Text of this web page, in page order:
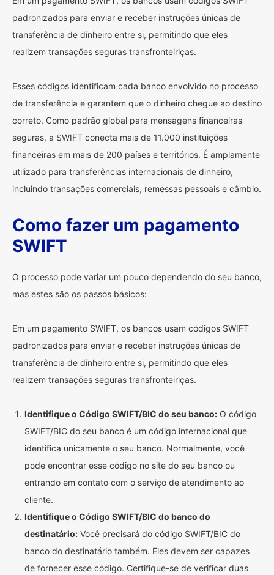
padronizados para enviar e receber instruções únicas de
transferência de dinheiro entre si, permitindo que eles
realizem transações seguras transfronteiriças.
Esses códigos identificam cada banco envolvido no processo
de transferência e garantem que o dinheiro chegue ao destino
correto. Como padrão global para mensagens financeiras
seguras, a SWIFT conecta mais de 11.000 instituições
financeiras em mais de 200 países e territórios. É amplamente
utilizado para transferências internacionais de dinheiro,
incluindo transações comerciais, remessas pessoais e câmbio.
Como fazer um pagamento
SWIFT
O processo pode variar um pouco dependendo do seu banco,
mas estes são os passos básicos:
Em um pagamento SWIFT, os bancos usam códigos SWIFT
padronizados para enviar e receber instruções únicas de
transferência de dinheiro entre si, permitindo que eles
realizem transações seguras transfronteiriças.
Identifique o Código SWIFT/BIC do seu banco: O código
SWIFT/BIC do seu banco é um código internacional que
identifica unicamente o seu banco. Normalmente, você
pode encontrar esse código no site do seu banco ou
entrando em contato com o serviço de atendimento ao
cliente.
Identifique o Código SWIFT/BIC do banco do
destinatário: Você precisará do código SWIFT/BIC do
banco do destinatário também. Eles devem ser capazes
de fornecer esse código. Certifique-se de verificar duas